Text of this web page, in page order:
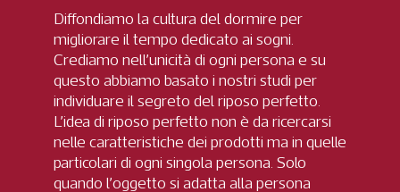
Diffondiamo la cultura del dormire per
migliorare il tempo dedicato ai sogni.
Crediamo nell’unicità di ogni persona e su
questo abbiamo basato i nostri studi per
individuare il segreto del riposo perfetto.
L’idea di riposo perfetto non è da ricercarsi
nelle caratteristiche dei prodotti ma in quelle
particolari di ogni singola persona. Solo
quando l’oggetto si adatta alla persona